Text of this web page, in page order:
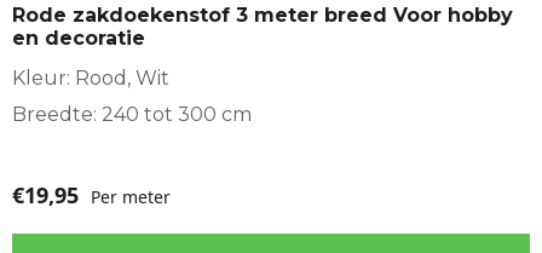
Rode zakdoekenstof 3 meter breed Voor hobby
en decoratie
Kleur: Rood, Wit
Breedte: 240 tot 300 cm
€19,95 Per meter